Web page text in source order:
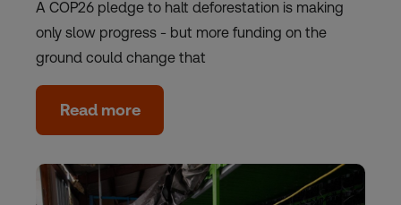
A COP26 pledge to halt deforestation is making
only slow progress - but more funding on the
ground could change that
Read more